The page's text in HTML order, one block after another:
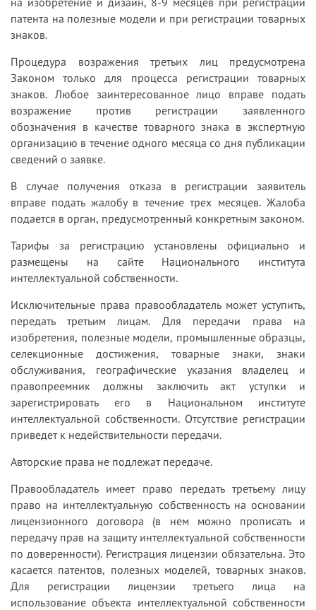
патента на полезные модели и при регистрации товарных
знаков.
Процедура возражения третьих лиц предусмотрена
Законом только для процесса регистрации товарных
знаков. Любое заинтересованное лицо вправе подать
возражение против регистрации заявленного
обозначения в качестве товарного знака в экспертную
организацию в течение одного месяца со дня публикации
сведений о заявке.
В случае получения отказа в регистрации заявитель
вправе подать жалобу в течение трех месяцев. Жалоба
подается в орган, предусмотренный конкретным законом.
Тарифы за регистрацию установлены официально и
размещены на сайте Национального института
интеллектуальной собственности.
Исключительные права правообладатель может уступить,
передать третьим лицам. Для передачи права на
изобретения, полезные модели, промышленные образцы,
селекционные достижения, товарные знаки, знаки
обслуживания, географические указания владелец и
правопреемник должны заключить акт уступки и
зарегистрировать его в Национальном институте
интеллектуальной собственности. Отсутствие регистрации
приведет к недействительности передачи.
Авторские права не подлежат передаче.
Правообладатель имеет право передать третьему лицу
право на интеллектуальную собственность на основании
лицензионного договора (в нем можно прописать и
передачу прав на защиту интеллектуальной собственности
по доверенности). Регистрация лицензии обязательна. Это
касается патентов, полезных моделей, товарных знаков.
Для регистрации лицензии третьего лица на
использование объекта интеллектуальной собственности